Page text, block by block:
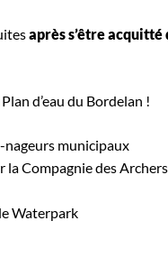
après s’être acquitté
d’eau du Bordelan !
nageurs municipaux
la Compagnie des
Waterpark